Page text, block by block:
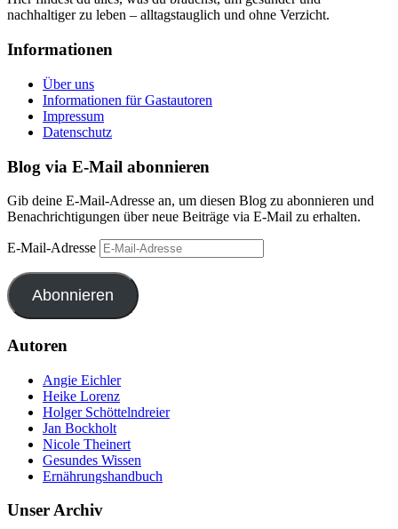
nachhaltiger zu leben – alltagstauglich und ohne Verzicht.
Informationen
Über uns
Informationen für Gastautoren
Impressum
Datenschutz
Blog via E-Mail abonnieren
Gib deine E-Mail-Adresse an, um diesen Blog zu abonnieren und
Benachrichtigungen über neue Beiträge via E-Mail zu erhalten.
E-Mail-Adresse
Abonnieren
Autoren
Angie Eichler
Heike Lorenz
Holger Schöttelndreier
Jan Bockholt
Nicole Theinert
Gesundes Wissen
Ernährungshandbuch
Unser Archiv